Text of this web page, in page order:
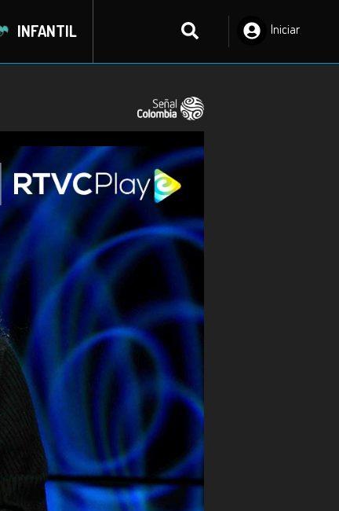
INFANTIL
Iniciar